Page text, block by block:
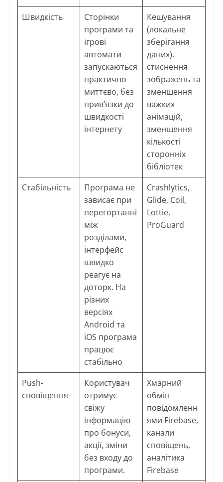
Швидкість
Сторінки
програми та
ігрові
автомати
запускаються
практично
миттєво, без
прив’язки до
швидкості
інтернету
Кешування
(локальне
зберігання
даних),
стиснення
зображень та
зменшення
важких
анімацій,
зменшення
кількості
сторонніх
бібліотек
Стабільність
Програма не
зависає при
перегортанні
між
розділами,
інтерфейс
швидко
реагує на
доторк. На
різних
версіях
Android та
iOS програма
працює
стабільно
Crashlytics,
Glide, Coil,
Lottie,
ProGuard
Push-
сповіщення
Користувач
отримує
свіжу
інформацію
про бонуси,
акції, зміни
без входу до
програми.
Хмарний
обмін
повідомленн
ями Firebase,
канали
сповіщень,
аналітика
Firebase